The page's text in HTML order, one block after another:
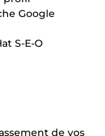
Google
S-E-O
de vos